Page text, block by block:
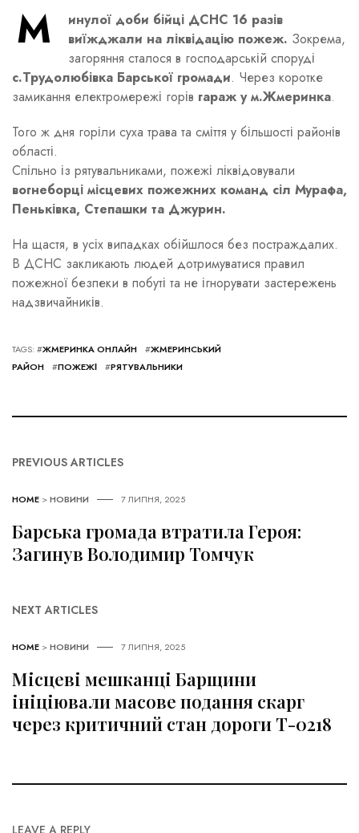
М
инулої доби бійці ДСНС 16 разів
виїжджали на ліквідацію пожеж. Зокрема,
загоряння сталося в господарській споруді
с.Трудолюбівка Барської громади. Через коротке
замикання електромережі горів гараж у м.Жмеринка.
Того ж дня горіли суха трава та сміття у більшості районів
області.
Спільно із рятувальниками, пожежі ліквідовували
вогнеборці місцевих пожежних команд сіл Мурафа,
Пеньківка, Степашки та Джурин.
На щастя, в усіх випадках обійшлося без постраждалих.
В ДСНС закликають людей дотримуватися правил
пожежної безпеки в побуті та не ігнорувати застережень
надзвичайників.
TAGS: #ЖМЕРИНКА ОНЛАЙН #ЖМЕРИНСЬКИЙ
РАЙОН
#ПОЖЕЖІ #РЯТУВАЛЬНИКИ
PREVIOUS ARTICLES
HOME >НОВИНИ 7 ЛИПНЯ, 2025
Барська громада втратила Героя:
Загинув Володимир Томчук
NEXT ARTICLES
HOME >НОВИНИ 7 ЛИПНЯ, 2025
Місцеві мешканці Барщини
ініціювали масове подання скарг
через критичний стан дороги Т-0218
LEAVE A REPLY